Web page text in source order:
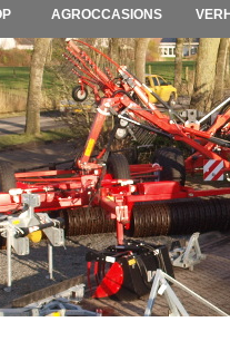
AGROCCASIONS